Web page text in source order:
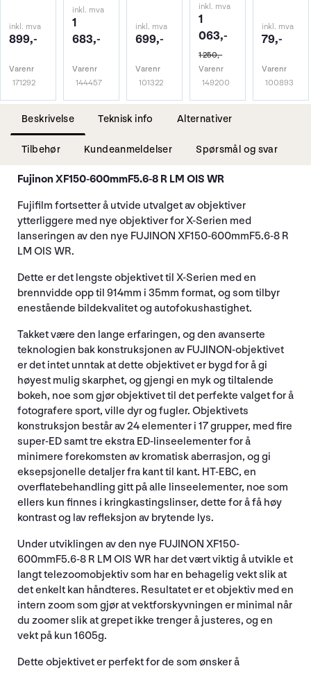
inkl. mva
899,-
Varenr
171292
inkl. mva
1
683,-
Varenr
144457
inkl. mva
699,-
Varenr
101322
inkl. mva
1
063,-
1 250,-
Varenr
149200
inkl. mva
79,-
Varenr
100893
Beskrivelse Teknisk info Alternativer
Tilbehør Kundeanmeldelser Spørsmål og svar
Fujinon XF150-600mmF5.6-8 R LM OIS WR
Fujifilm fortsetter å utvide utvalget av objektiver
ytterliggere med nye objektiver for X-Serien med
lanseringen av den nye FUJINON XF150-600mmF5.6-8 R
LM OIS WR.
Dette er det lengste objektivet til X-Serien med en
brennvidde opp til 914mm i 35mm format, og som tilbyr
enestående bildekvalitet og autofokushastighet.
Takket være den lange erfaringen, og den avanserte
teknologien bak konstruksjonen av FUJINON-objektivet
er det intet unntak at dette objektivet er bygd for å gi
høyest mulig skarphet, og gjengi en myk og tiltalende
bokeh, noe som gjør objektivet til det perfekte valget for å
fotografere sport, ville dyr og fugler. Objektivets
konstruksjon består av 24 elementer i 17 grupper, med fire
super-ED samt tre ekstra ED-linseelementer for å
minimere forekomsten av kromatisk aberrasjon, og gi
eksepsjonelle detaljer fra kant til kant. HT-EBC, en
overflatebehandling gitt på alle linseelementer, noe som
ellers kun finnes i kringkastingslinser, dette for å få høy
kontrast og lav refleksjon av brytende lys.
Under utviklingen av den nye FUJINON XF150-
600mmF5.6-8 R LM OIS WR har det vært viktig å utvikle et
langt telezoomobjektiv som har en behagelig vekt slik at
det enkelt kan håndteres. Resultatet er et objektiv med en
intern zoom som gjør at vektforskyvningen er minimal når
du zoomer slik at grepet ikke trenger å justeres, og en
vekt på kun 1605g.
Dette objektivet er perfekt for de som ønsker å